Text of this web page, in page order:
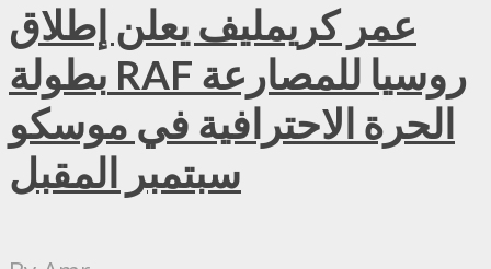
عمر كريمليف يعلن إطلاق
بطولة RAF روسيا للمصارعة
الحرة الاحترافية في موسكو
سبتمبر المقبل